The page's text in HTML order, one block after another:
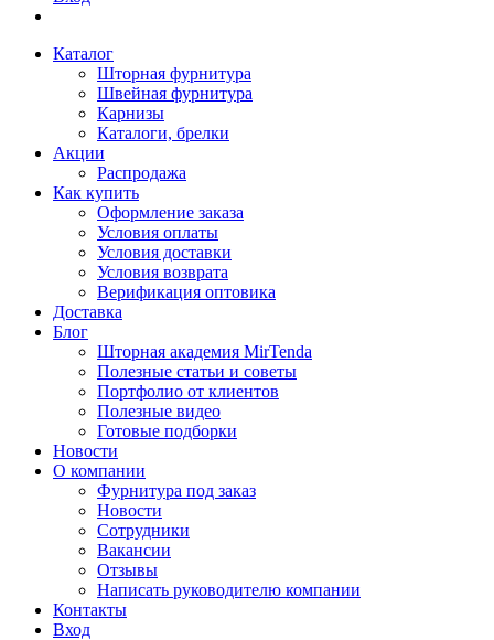
Каталог
Шторная фурнитура
Швейная фурнитура
Карнизы
Каталоги, брелки
Акции
Распродажа
Как купить
Оформление заказа
Условия оплаты
Условия доставки
Условия возврата
Верификация оптовика
Доставка
Блог
Шторная академия MirTenda
Полезные статьи и советы
Портфолио от клиентов
Полезные видео
Готовые подборки
Новости
О компании
Фурнитура под заказ
Новости
Сотрудники
Вакансии
Отзывы
Написать руководителю компании
Контакты
Вход